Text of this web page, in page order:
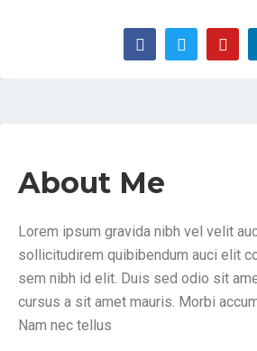
About Me
Lorem ipsum gravida nibh vel velit
sollicitudirem quibibendum auci elit
sem nibh id elit. Duis sed odio sit
cursus a sit amet mauris. Morbi
Nam nec tellus